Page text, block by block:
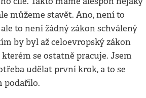
můžeme stavět. Ano, není to
to není žádný zákon schválený
by byl až celoevropský zákon
se ostatně pracuje. Jsem
udělat první krok, a to se
podařilo.